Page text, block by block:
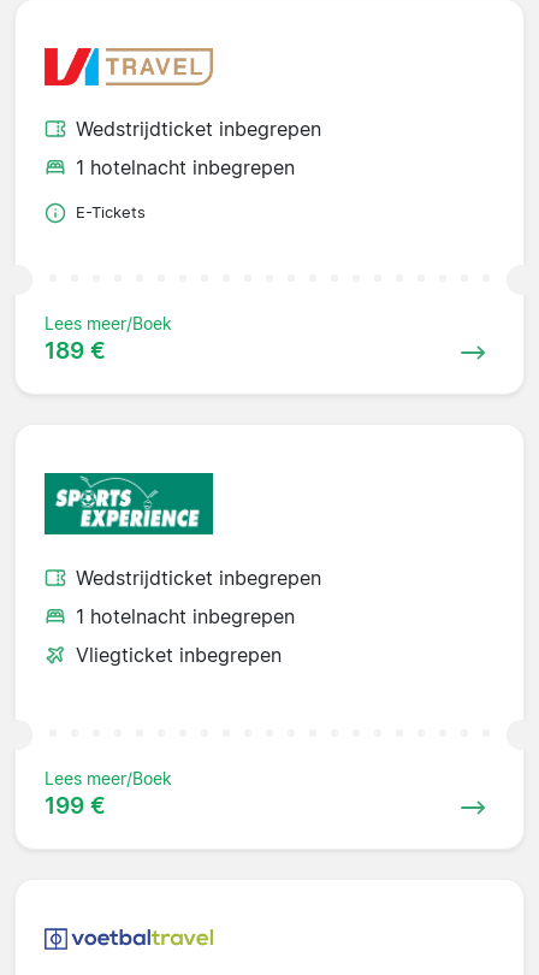
Wedstrijdticket inbegrepen
1 hotelnacht inbegrepen
E-Tickets
Lees meer/Boek
189 €
Wedstrijdticket inbegrepen
1 hotelnacht inbegrepen
Vliegticket inbegrepen
Lees meer/Boek
199 €